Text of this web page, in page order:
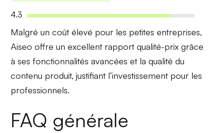
4.3
Malgré uncoût élevé pour les petites entreprises,
Aiseo offre un excellent rapport qualité-prix grâce
à ses fonctionnalités avancées et la qualité du
contenu produit, justifiant l’investissement pour les
professionnels.
FAQ générale